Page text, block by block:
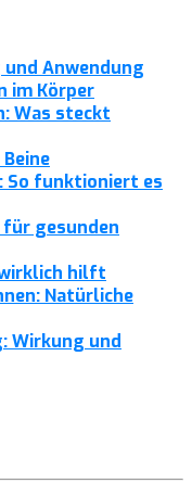
Anwendung
im Körper
Was steckt
So funktioniert es
gesunden
hilft
Natürliche
Wirkung und